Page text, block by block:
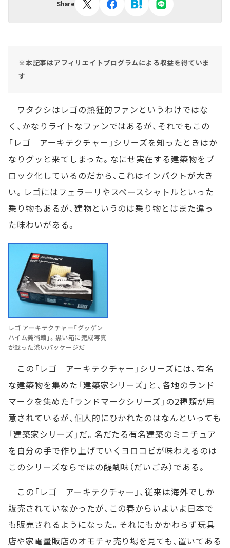
Share
※本記事はアフィリエイトプログラムによる収益を得ていま
す
ワタクシはレゴの熱狂的ファンというわけではな
く、かなりライトなファンではあるが、それでもこの
「レゴ アーキテクチャー」シリーズを知ったときはか
なりグッと来てしまった。なにせ実在する建築物をブ
ロック化しているのだから、これはインパクトが大き
い。レゴにはフェラーリやスペースシャトルといった
乗り物もあるが、建物というのは乗り物とはまた違っ
た味わいがある。
レゴ アーキテクチャー「グッゲン
ハイム美術館」。黒い箱に完成写真
が載った渋いパッケージだ
この「レゴ アーキテクチャー」シリーズには、有名
な建築物を集めた「建築家シリーズ」と、各地のランド
マークを集めた「ランドマークシリーズ」の2種類が用
意されているが、個人的にひかれたのはなんといっても
「建築家シリーズ」だ。名だたる有名建築のミニチュア
を自分の手で作り上げていくヨロコビが味わえるのは
このシリーズならではの醍醐味（だいごみ）である。
この「レゴ アーキテクチャー」、従来は海外でしか
販売されていなかったが、この春からいよいよ日本で
も販売されるようになった。それにもかかわらず玩具
店や家電量販店のオモチャ売り場を見ても、置いてある